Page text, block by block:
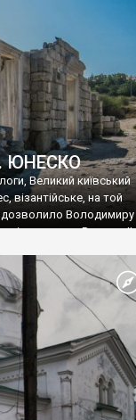
з фондів об’єкту
Таврійського».
але експерти та
ЮНЕСКО
Великий київський
візантійське, на той
дозволило Володимиру
імператору Василю ІІ,
Василем-
Русі. На честь
[…]